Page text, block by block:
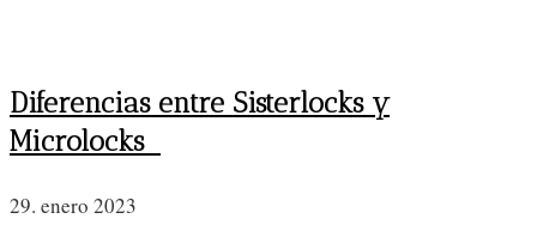
Diferencias entre Sisterlocks y
Microlocks
29. enero 2023